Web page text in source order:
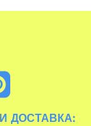
ДОСТАВКА: